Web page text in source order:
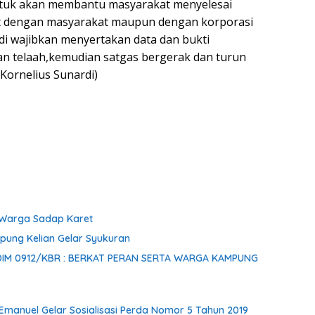
akan membantu masyarakat menyelesai
masyarakat maupun dengan korporasi
wajibkan menyertakan data dan bukti
telaah,kemudian satgas bergerak dan turun
Sunardi)
Sadap Karet
Kelian Gelar Syukuran
Gelar Sosialisasi Perda Nomor 5 Tahun 2019